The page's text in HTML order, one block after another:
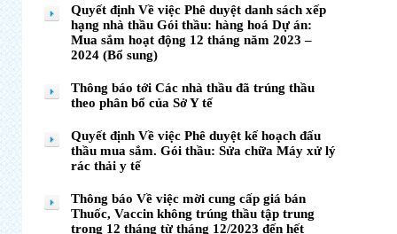
Quyết định Về việc Phê duyệt danh sách xếp
hạng nhà thầu Gói thầu: hàng hoá Dự án:
Mua sắm hoạt động 12 tháng năm 2023 –
2024 (Bổ sung)
Thông báo tới Các nhà thầu đã trúng thầu
theo phân bổ của Sở Y tế
Quyết định Về việc Phê duyệt kế hoạch đấu
thầu mua sắm. Gói thầu: Sửa chữa Máy xử lý
rác thải y tế
Thông báo Về việc mời cung cấp giá bán
Thuốc, Vaccin không trúng thầu tập trung
trong 12 tháng từ tháng 12/2023 đến hết